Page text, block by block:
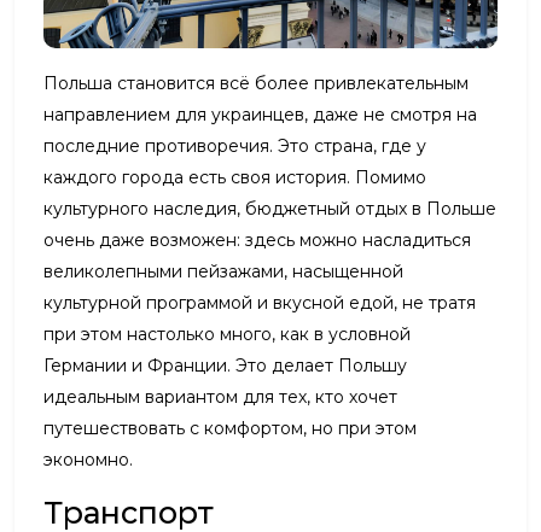
Польша становится всё более привлекательным
направлением для украинцев, даже не смотря на
последние противоречия. Это страна, где у
каждого города есть своя история. Помимо
культурного наследия, бюджетный отдых в Польше
очень даже возможен: здесь можно насладиться
великолепными пейзажами, насыщенной
культурной программой и вкусной едой, не тратя
при этом настолько много, как в условной
Германии и Франции. Это делает Польшу
идеальным вариантом для тех, кто хочет
путешествовать с комфортом, но при этом
экономно.
Транспорт